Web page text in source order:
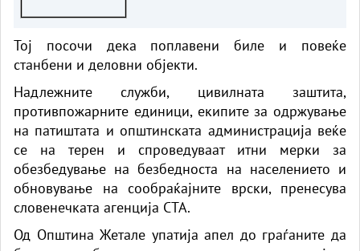
Тој посочи дека поплавени биле и повеќе
станбени и деловни објекти.
Надлежните служби, цивилната заштита,
противпожарните единици, екипите за одржување
на патиштата и општинската администрација веќе
се на терен и спроведуваат итни мерки за
обезбедување на безбедноста на населението и
обновување на сообраќајните врски, пренесува
словенечката агенција СТА.
Од Општина Жетале упатија апел до граѓаните да